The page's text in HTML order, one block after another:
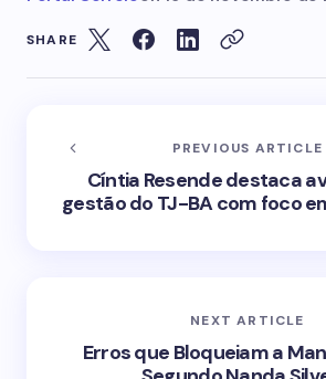
SHARE
PREVIOUS ARTICLE
Cíntia Resende destaca
gestão do TJ-BA com foco
NEXT ARTICLE
Erros que Bloqueiam a